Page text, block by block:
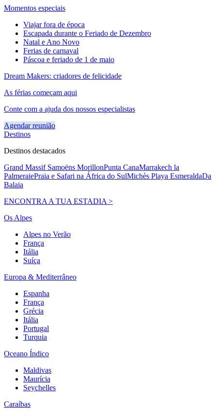
Momentos especiais
Viajar fora de época
Escapada durante o Feriado de Dezembro
Natal e Ano Novo
Ferias de carnaval
Páscoa e feriado de 1 de maio
Dream Makers: criadores de felicidade
As férias começam aqui
Conte com a ajuda dos nossos especialistas
Agendar reunião
Destinos
Destinos destacados
Grand Massif Samoëns MorillonPunta CanaMarrakech la
PalmeraiePraia e Safari na África do SulMichès Playa EsmeraldaDa
Balaia
ENCONTRA A TUA ESTADIA >
Os Alpes
Alpes no Verão
França
Itália
Suíça
Europa & Mediterrâneo
Espanha
França
Grécia
Itália
Portugal
Turquia
Oceano Índico
Maldivas
Maurícia
Seychelles
Caraíbas